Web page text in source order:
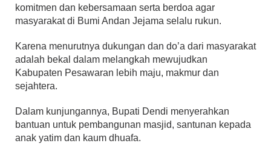
komitmen dan kebersamaan serta berdoa agar
masyarakat di Bumi Andan Jejama selalu rukun.
Karena menurutnya dukungan dan do’a dari masyarakat
adalah bekal dalam melangkah mewujudkan
Kabupaten Pesawaran lebih maju, makmur dan
sejahtera.
Dalam kunjungannya, Bupati Dendi menyerahkan
bantuan untuk pembangunan masjid, santunan kepada
anak yatim dan kaum dhuafa.